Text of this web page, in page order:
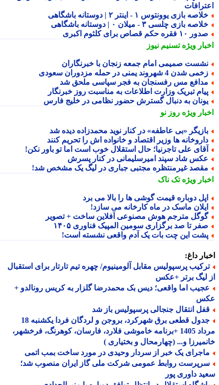
بازی یوونتوس ۱ - اینتر ۲ | دوستانه باشگاهی
بازی چلسی ۳ - میلان ۰ | دوستانه باشگاهی
۱۰ فقره حکم قصاص برای کلثوم اکبری
ویژهتسنیم نیوز
صمیمی امام جمعه زنجان با خبرنگاران
شدن 4 شهروند یمنی در حمله مزدوران سعودی
مس رفسنجان به فجر سپاسی ملحق شد
تبریک وزارت اطلاعات به مناسبت روز خبرنگار
به دنبال گسترش حضور نظامی در خلیج فارس
ویژهروز نو
«بی عاطفه» در کنار نوید محمدزاده دیده شد
ها وزیر اقتصاد و خانواده اش را تحریم کنند
علی تاجرنیا؛ حال استقلال خوب است اما تو باور نکن!
شاد سپند امیرسلیمانی در کنار پسرش
غیرمنتظره مجتبی جباری در لیگ یک مشخص شد!
ویژهتک ناک
دوباره قیمت گوشی ها را بالا می برد
ماسک در ماه کارخانه می سازد!
مترجم هوش مصنوعی آفلاین ساخت + تصویر
تا صد برگزاری سومین المپیک فناوری ۱۴۰۵
این چت بات یک آدم واقعی نشسته است!
داغ:
پرسپولیس مقابل آلومینیوم/ چهره تیم تارتار برای استقبال
لیگ برتر +عکس
اما واقعی؛ دیس بک محمدرضا گلزار به کریس رونالدو +
انتقال جنجالی پرسپولیس باز شد
جدول قطعی برق شهرکرد، بروجن و لردگان فردا یکشنبه 18
مرداد 1405 +برنامه خاموشی فلارد، فارسان، کوهرنگ، فرخشهر،
و... (چهارمحال و بختیاری )
یک خبر از سردار وحیدی در مورد ساخت بمب اتمی
روابط عمومی شرکت ملی گاز ایران منصوب شد؛
داوری پور